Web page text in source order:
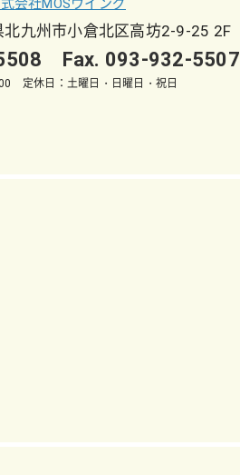
九州市小倉北区高坊2-9-25 2F
Fax. 093-932-5507
定休日：土曜日・日曜日・祝日